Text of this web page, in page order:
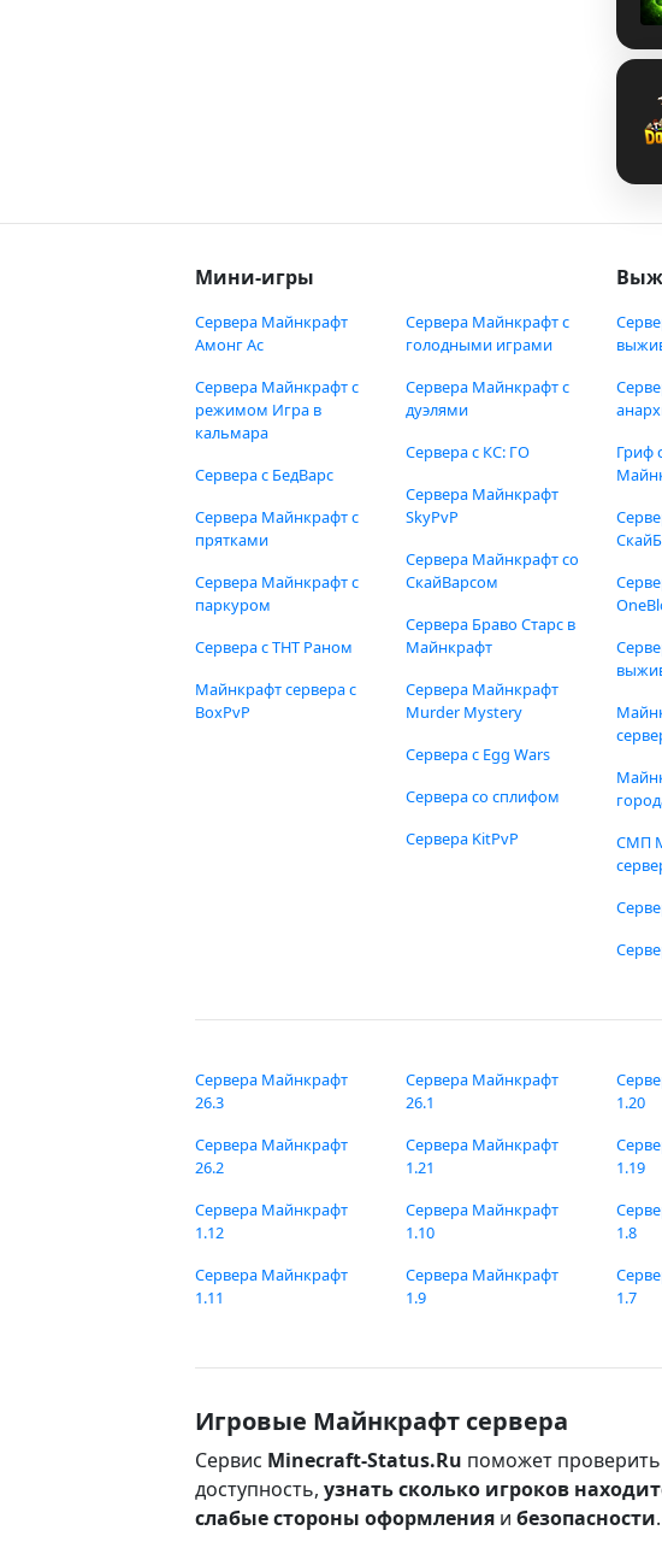
Мини-игры
Сервера Майнкрафт
Амонг Ас
Сервера Майнкрафт с
режимом Игра в
кальмара
Сервера с БедВарс
Сервера Майнкрафт с
прятками
Сервера Майнкрафт с
паркуром
Сервера с ТНТ Раном
Майнкрафт сервера с
BoxPvP
Сервера Майнкрафт с
голодными играми
Сервера Майнкрафт с
дуэлями
Сервера с КС: ГО
Сервера Майнкрафт
SkyPvP
Сервера Майнкрафт со
СкайВарсом
Сервера Браво Старс в
Майнкрафт
Сервера Майнкрафт
Murder Mystery
Сервера с Egg Wars
Сервера со сплифом
Сервера KitPvP
Гриф
СМП
Сервера Майнкрафт
26.3
Сервера Майнкрафт
26.2
Сервера Майнкрафт
26.1
Сервера Майнкрафт
1.21
1.20
1.19
Сервера Майнкрафт
1.12
Сервера Майнкрафт
1.11
Сервера Майнкрафт
1.10
Сервера Майнкрафт
1.9
1.8
1.7
Игровые Майнкрафт сервера
Сервис Minecraft-Status.Ru поможет проверить
доступность, узнать сколько игроков
слабые стороны оформления и безопасности.